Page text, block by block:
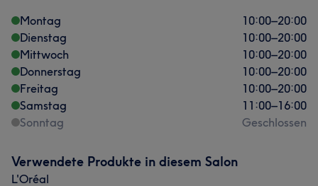
Montag
10:00–20:00
Dienstag
10:00–20:00
Mittwoch
10:00–20:00
Donnerstag
10:00–20:00
Freitag
10:00–20:00
Samstag
11:00–16:00
Sonntag
Geschlossen
Verwendete Produkte in diesem Salon
L'Oréal